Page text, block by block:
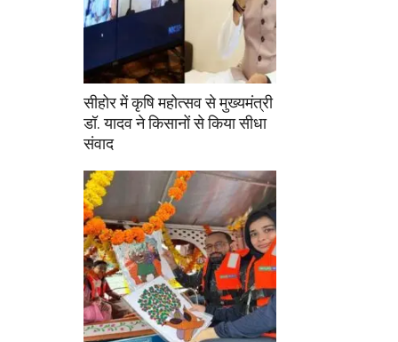
सीहोर में कृषि महोत्सव से मुख्यमंत्री
डॉ. यादव ने किसानों से किया सीधा
संवाद